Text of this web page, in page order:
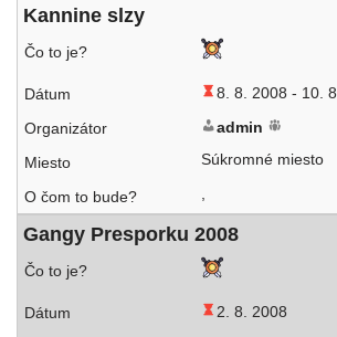
Kannine slzy
8. 8. 2008 - 10.
admin
Súkromné miesto
,
Gangy Presporku 2008
2. 8. 2008